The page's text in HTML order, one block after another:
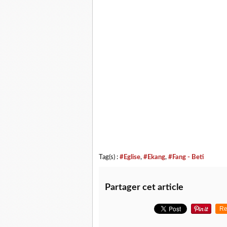
Tag(s) : #Eglise, #Ekang, #Fang - Beti
Partager cet article